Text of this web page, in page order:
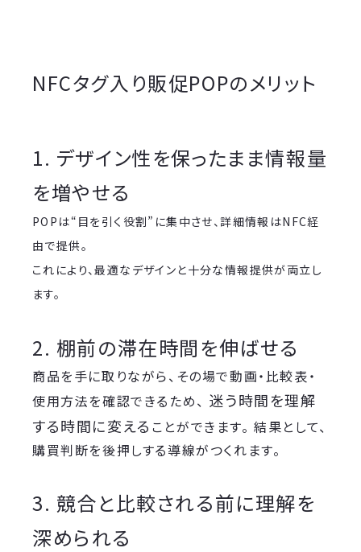
NFCタグ入り販促POPのメリット
1. デザイン性を保ったまま情報量
を増やせる
POPは“目を引く役割”に集中させ、詳細情報はNFC経
由で提供。
これにより、最適なデザインと十分な情報提供が両立し
ます。
2. 棚前の滞在時間を伸ばせる
商品を手に取りながら、その場で動画・比較表・
使用方法を確認できるため、 迷う時間を理解
する時間に変える ことができます。 結果として、
購買判断を後押しする導線がつくれます。
3. 競合と比較される前に理解を
深められる